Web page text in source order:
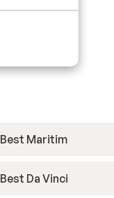
Best Maritim
Best Da Vinci